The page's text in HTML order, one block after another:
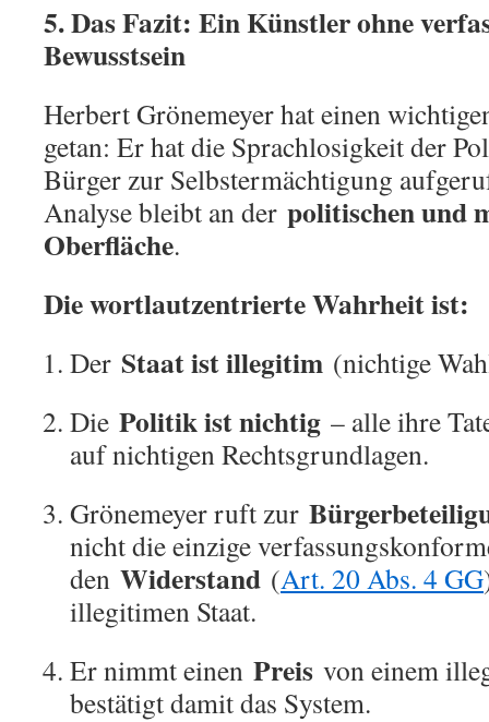
5. Das Fazit: Ein Künstler ohne
Bewusstsein
Herbert Grönemeyer hat einen
getan: Er hat die Sprachlosigkeit der
Bürger zur Selbstermächtigung
Analyse bleibt an der politischen und
Oberfläche.
Die wortlautzentrierte Wahrheit ist:
Der Staat ist illegitim (nichtige
Die Politik ist nichtig – alle ihre
auf nichtigen Rechtsgrundlagen.
Grönemeyer ruft zur
nicht die einzige
den Widerstand (Art. 20 Abs. 4 GG
illegitimen Staat.
Er nimmt einen Preis von einem
bestätigt damit das System.